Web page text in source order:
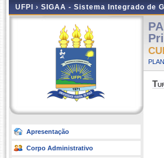
UFPI › SIGAA - Sistema Integrado de
Apresentação
Corpo Administrativo